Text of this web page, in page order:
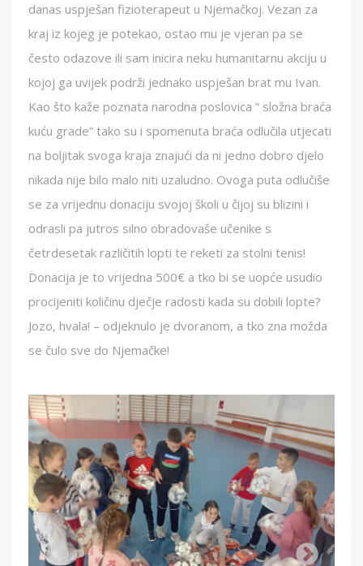
danas uspješan fizioterapeut u Njemačkoj. Vezan za
kraj iz kojeg je potekao, ostao mu je vjeran pa se
često odazove ili sam inicira neku humanitarnu akciju u
kojoj ga uvijek podrži jednako uspješan brat mu Ivan.
Kao što kaže poznata narodna poslovica ” složna braća
kuću grade” tako su i spomenuta braća odlučila utjecati
na boljitak svoga kraja znajući da ni jedno dobro djelo
nikada nije bilo malo niti uzaludno. Ovoga puta odlučiše
se za vrijednu donaciju svojoj školi u čijoj su blizini i
odrasli pa jutros silno obradovaše učenike s
četrdesetak različitih lopti te reketi za stolni tenis!
Donacija je to vrijedna 500€ a tko bi se uopće usudio
procijeniti količinu dječje radosti kada su dobili lopte?
Jozo, hvala! – odjeknulo je dvoranom, a tko zna možda
se čulo sve do Njemačke!